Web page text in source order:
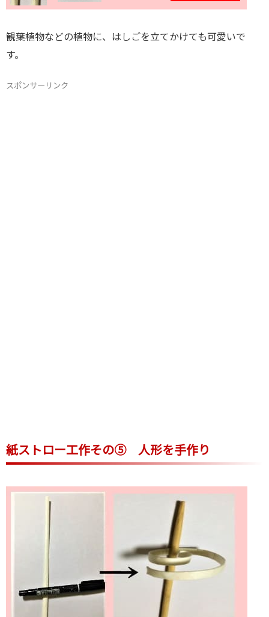
観葉植物などの植物に、はしごを立てかけても可愛いで
す。
スポンサーリンク
紙ストロー工作その⑤ 人形を手作り